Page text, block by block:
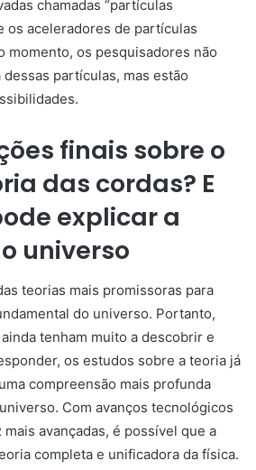
chamadas “partículas
os aceleradores de partículas
momento, os pesquisadores não
partículas, mas estão
finais sobre o
das cordas? E
explicar a
universo
teorias mais promissoras para
do universo. Portanto,
tenham muito a descobrir e
os estudos sobre a teoria já
compreensão mais profunda
Com avanços tecnológicos
avançadas, é possível que a
completa e unificadora da física.